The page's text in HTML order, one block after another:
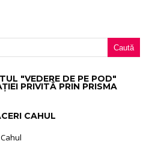
"VEDERE DE PE POD"
PRIVITĂ PRIN PRISMA
CAHUL